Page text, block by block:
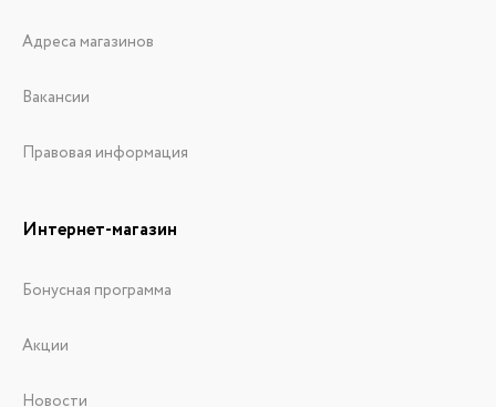
Адреса магазинов
Вакансии
Правовая информация
Интернет-магазин
Бонусная программа
Акции
Новости